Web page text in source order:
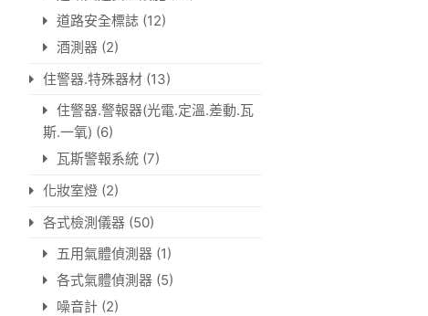
道路安全標誌 (12)
酒測器 (2)
住警器.特殊器材 (13)
住警器.警報器(光電.定溫.差動.瓦
斯.一氧) (6)
瓦斯警報系統 (7)
化妝室燈 (2)
各式檢測儀器 (50)
五用氣體偵測器 (1)
各式氣體偵測器 (5)
噪音計 (2)